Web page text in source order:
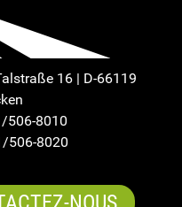
16 | D-66119
506-8010
506-8020